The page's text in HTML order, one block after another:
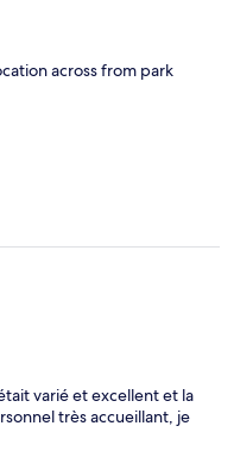
across from park
varié et excellent et la
très accueillant, je